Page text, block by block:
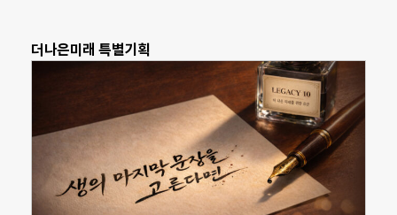
더나은미래 특별기획